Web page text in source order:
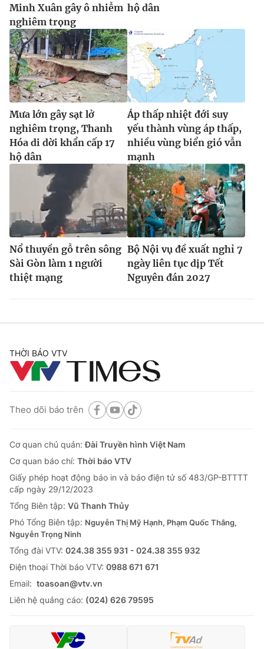
Minh Xuân gây ô nhiễm
nghiêm trọng
hộ dân
Mưa lớn gây sạt lở
nghiêm trọng, Thanh
Hóa di dời khẩn cấp 17
hộ dân
Áp thấp nhiệt đới suy
yếu thành vùng áp thấp,
nhiều vùng biển gió vẫn
mạnh
Nổ thuyền gỗ trên sông
Sài Gòn làm 1 người
thiệt mạng
Bộ Nội vụ đề xuất nghỉ 7
ngày liên tục dịp Tết
Nguyên đán 2027
THỜI BÁO VTV
Theo dõi báo trên
Cơ quan chủ quản:Đài Truyền hình Việt Nam
Cơ quan báo chí: Thời báo VTV
Giấy phép hoạt động báo in và báo điện tử số 483/GP-BTTTT
cấp ngày 29/12/2023
Tổng Biên tập: Vũ Thanh Thủy
Phó Tổng Biên tập: Nguyễn Thị Mỹ Hạnh, Phạm Quốc Thắng,
Nguyễn Trọng Ninh
Tổng đài VTV: 024.38 355 931 - 024.38 355 932
Ðiện thoại Thời báo VTV: 0988 671 671
Email: toasoan@vtv.vn
Liên hệ quảng cáo: (024) 626 79595